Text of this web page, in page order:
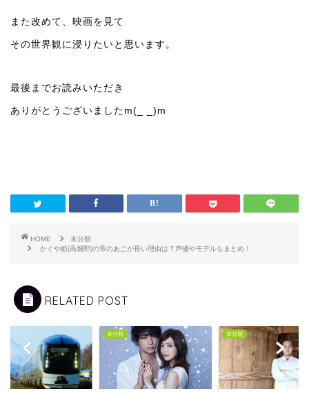
また改めて、映画を見て
その世界観に浸りたいと思います。
最後までお読みいただき
ありがとうございましたm(_ _)m
HOME
未分類
かぐや姫(高畑勲)の帝のあごが長い理由は？声優やモデルもまとめ！
RELATED POST
未分類 未分類